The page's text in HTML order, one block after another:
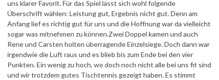
uns klarer Favorit. Für das Spiel lässt sich wohl folgende
Überschrift wählen: Leistung gut, Ergebnis nicht gut. Denn am
Anfang lief es richtig gut für uns und die Hoffnung war da vielleicht
sogar was mitnehmen zu können.Zwei Doppel kamen und auch
Rene und Carsten holten überragende Einzelsiege. Doch dann war
irgendwie die Luft raus und es blieb bis zum Ende bei den vier
Punkten. Ein wenig zu hoch, wo doch noch nicht alle bei uns fit sind
und wir trotzdem gutes Tischtennis gezeigt haben. Es stimmt